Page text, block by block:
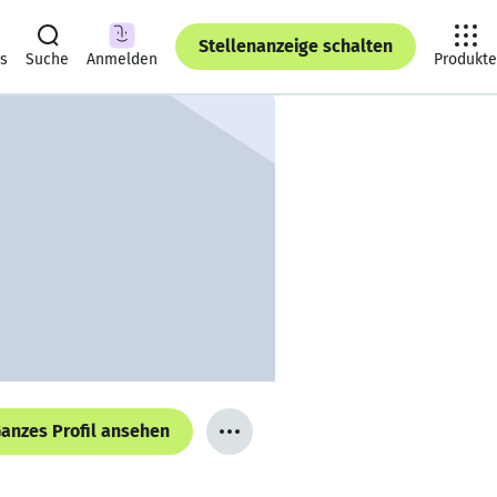
Suche Anmelden
Stellenanzeige schalten
Produkte
Profil ansehen